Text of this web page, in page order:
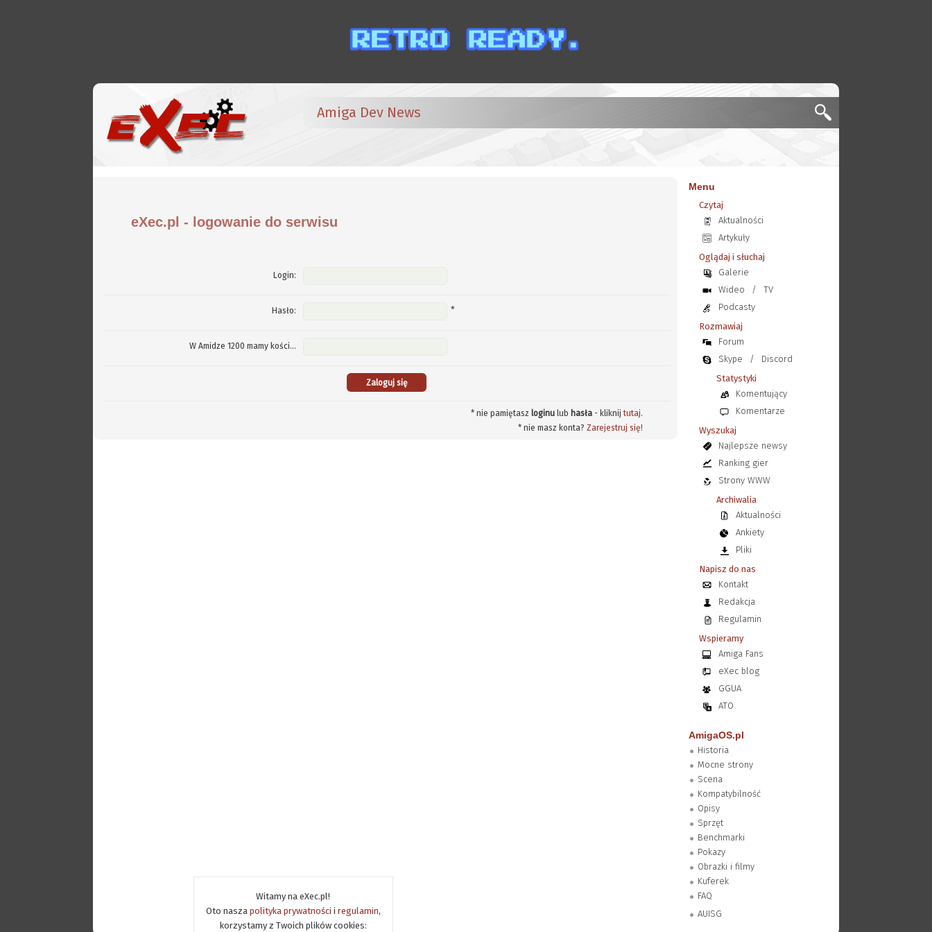
Witamy na eXec.pl!
Oto nasza polityka prywatności i regulamin,
korzystamy z Twoich plików cookies:
Amiga Dev News
eXec.pl - logowanie do serwisu
Login:
Hasło: *
W Amidze 1200 mamy kości...
* nie pamiętasz loginulub hasła- kliknijtutaj.
* nie masz konta? Zarejestruj się!
Menu
Czytaj
Aktualności
Artykuły
Oglądaj i słuchaj
Galerie
Wideo
/
TV
Podcasty
Rozmawiaj
Forum
Skype
/
Discord
Statystyki
Komentujący
Komentarze
Wyszukaj
Najlepsze newsy
Ranking gier
Strony WWW
Archiwalia
Aktualności
Ankiety
Pliki
Napisz do nas
Kontakt
Redakcja
Regulamin
Wspieramy
Amiga Fans
eXec blog
GGUA
ATO
AmigaOS.pl
Historia
Mocne strony
Scena
Kompatybilność
Opisy
Sprzęt
Benchmarki
Pokazy
Obrazki i filmy
Kuferek
FAQ
AUISG